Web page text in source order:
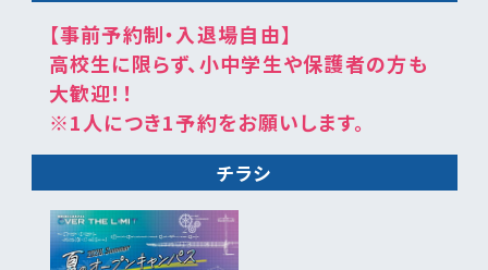
【事前予約制・入退場自由】
高校生に限らず、小中学生や保護者の方も
大歓迎！！
※1人につき1予約をお願いします。
チラシ